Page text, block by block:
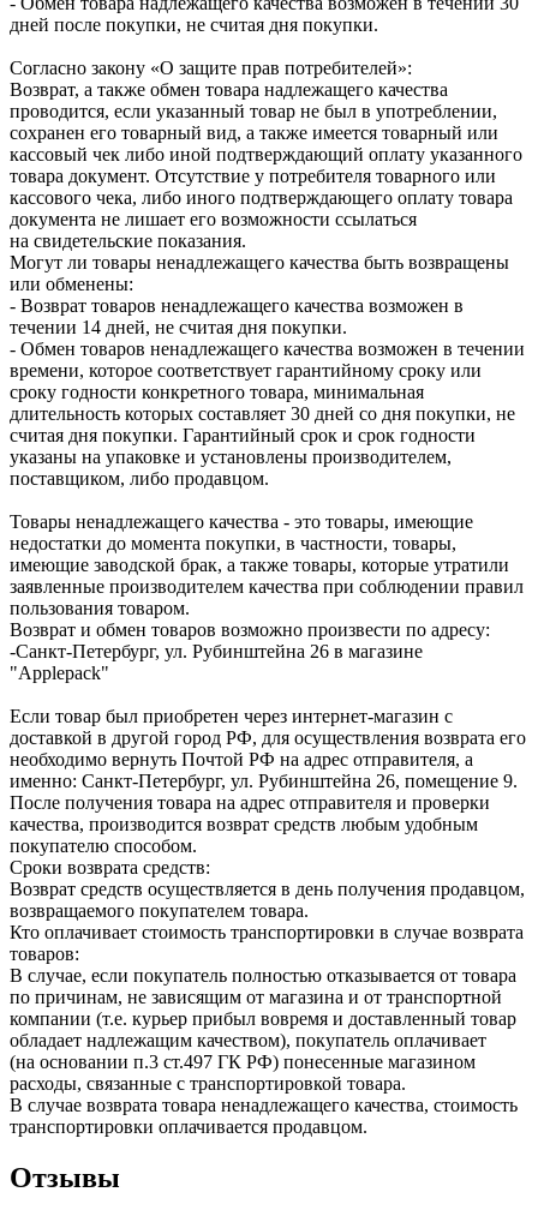
дней после покупки, не считая дня покупки.
Согласно закону «О защите прав потребителей»:
Возврат, а также обмен товара надлежащего качества
проводится, если указанный товар не был в употреблении,
сохранен его товарный вид, а также имеется товарный или
кассовый чек либо иной подтверждающий оплату указанного
товара документ. Отсутствие у потребителя товарного или
кассового чека, либо иного подтверждающего оплату товара
документа не лишает его возможности ссылаться
на свидетельские показания.
Могут ли товары ненадлежащего качества быть возвращены
или обменены:
- Возврат товаров ненадлежащего качества возможен в
течении 14 дней, не считая дня покупки.
- Обмен товаров ненадлежащего качества возможен в течении
времени, которое соответствует гарантийному сроку или
сроку годности конкретного товара, минимальная
длительность которых составляет 30 дней со дня покупки, не
считая дня покупки. Гарантийный срок и срок годности
указаны на упаковке и установлены производителем,
поставщиком, либо продавцом.
Товары ненадлежащего качества - это товары, имеющие
недостатки до момента покупки, в частности, товары,
имеющие заводской брак, а также товары, которые утратили
заявленные производителем качества при соблюдении правил
пользования товаром.
Возврат и обмен товаров возможно произвести по адресу:
-Санкт-Петербург, ул. Рубинштейна 26 в магазине
"Applepack"
Если товар был приобретен через интернет-магазин с
доставкой в другой город РФ, для осуществления возврата его
необходимо вернуть Почтой РФ на адрес отправителя, а
именно: Санкт-Петербург, ул. Рубинштейна 26, помещение 9.
После получения товара на адрес отправителя и проверки
качества, производится возврат средств любым удобным
покупателю способом.
Сроки возврата средств:
Возврат средств осуществляется в день получения продавцом,
возвращаемого покупателем товара.
Кто оплачивает стоимость транспортировки в случае возврата
товаров:
В случае, если покупатель полностью отказывается от товара
по причинам, не зависящим от магазина и от транспортной
компании (т.е. курьер прибыл вовремя и доставленный товар
обладает надлежащим качеством), покупатель оплачивает
(на основании п.3 ст.497 ГК РФ) понесенные магазином
расходы, связанные с транспортировкой товара.
В случае возврата товара ненадлежащего качества, стоимость
транспортировки оплачивается продавцом.
Отзывы